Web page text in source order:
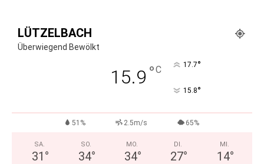
LÜTZELBACH
Überwiegend Bewölkt
15.9 °C 17.7°
15.8°
51% 2.5m/s 65%
SA.
31 °
SO.
34°
MO.
34°
DI.
27°
MI.
14°